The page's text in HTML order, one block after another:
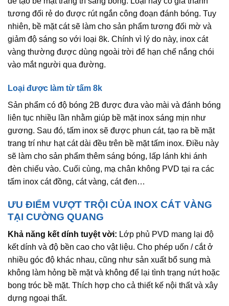
tương đối rẻ do được rút ngắn công đoạn đánh bóng. Tuy
nhiên, bề mặt cát sẽ làm cho sản phẩm tương đối mờ và
giảm độ sáng so với loại 8k. Chính vì lý do này, inox cát
vàng thường được dùng ngoài trời để hạn chế nắng chói
vào mắt người qua đường.
Loại được làm từ tấm 8k
Sản phẩm có độ bóng 2B được đưa vào mài và đánh bóng
liên tục nhiều lần nhằm giúp bề mặt inox sáng mịn như
gương. Sau đó, tấm inox sẽ được phun cát, tạo ra bề mặt
trang trí như hạt cát dài đều trên bề mặt tấm inox. Điều này
sẽ làm cho sản phẩm thêm sáng bóng, lấp lánh khi ánh
đèn chiếu vào. Cuối cùng, mạ chân không PVD tại ra các
tấm inox cát đồng, cát vàng, cát đen…
ƯU ĐIỂM VƯỢT TRỘI CỦA INOX CÁT VÀNG
TẠI CƯỜNG QUANG
Khả năng kết dính tuyệt vời: Lớp phủ PVD mang lại độ
kết dính và độ bền cao cho vật liệu. Cho phép uốn / cắt ở
nhiều góc độ khác nhau, cũng như sản xuất bổ sung mà
không làm hỏng bề mặt và không để lại tình trạng nứt hoặc
bong tróc bề mặt. Thích hợp cho cả thiết kế nội thất và xây
dựng ngoại thất.